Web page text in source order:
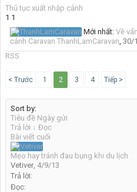
Thủ tục xuất nhập cảnh
1 1
Mới nhất: Về
cảnh Caravan ThanhLamCaravan, 30/
RSS
< Trước 1 2 3 4 Tiếp >
Sort by:
Tiêu đề Ngày gửi
Trả lời ↓ Đọc
Bài viết cuối
Mẹo hay tránh đau bụng khi du lịch
Vetiver, 4/9/13
Trả lời:
Đọc: